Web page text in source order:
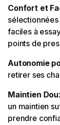
Confort et
faciles à
points de
Autonomie
retirer ses
Maintien
un maintien
prendre